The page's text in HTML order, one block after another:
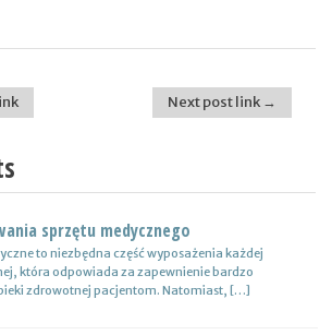
Next post link →
sprzętu medycznego
to niezbędna część wyposażenia każdej
która odpowiada za zapewnienie bardzo
zdrowotnej pacjentom. Natomiast, […]
że do pojazdów powinno być dobrane
jakości, które zapewni wysoki poziom
podniesie komfort […]